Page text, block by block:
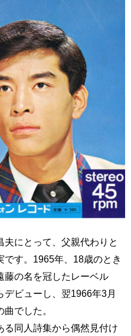
にとって、父親代わりと
です。1965年、18歳のとき
藤の名を冠したレーベル
デビューし、翌1966年3月
でした。
る同人詩集から偶然見付け